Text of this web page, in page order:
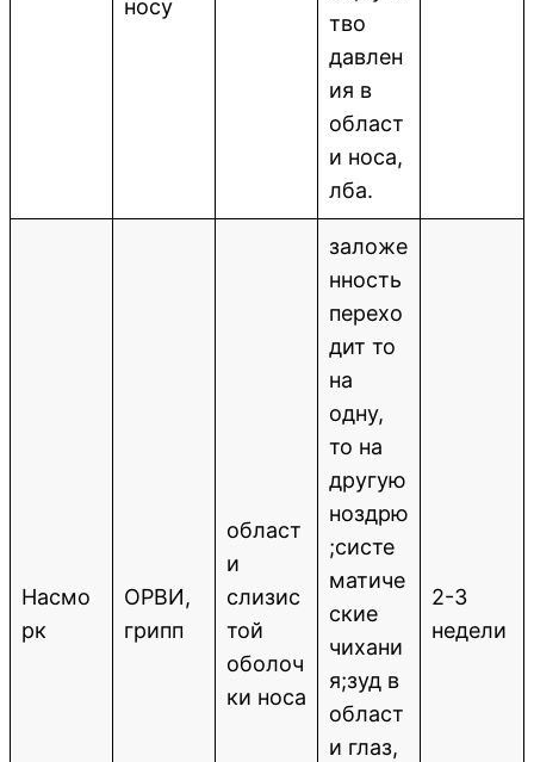
носу
тво
давлен
ия в
област
и носа,
лба.
Насмо
рк
ОРВИ,
грипп
област
и
слизис
той
оболоч
ки носа
заложе
нность
перехо
дит то
на
одну,
то на
другую
ноздрю
;систе
матиче
ские
чихани
я;зуд в
област
и глаз,
2-3
недели